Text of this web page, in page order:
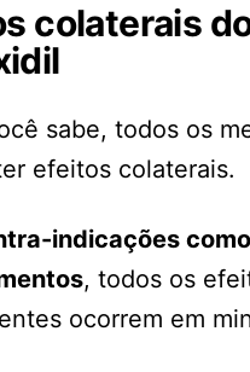
colaterais
sabe, todos os
efeitos colaterais.
indicações
, todos os
ocorrem em